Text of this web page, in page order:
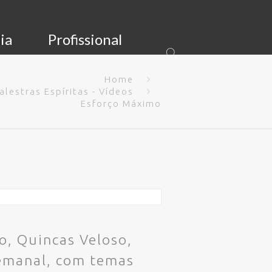
Profissional
Home
Espíritas - Vídeos
Esforço Máximo
Quincas Veloso,
com temas